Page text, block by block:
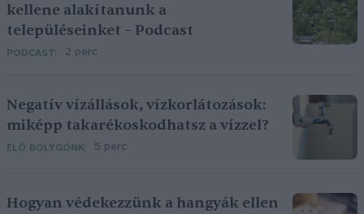
kellene alakítanunk a
településeinket – Podcast
PODCAST 2 perc
Negatív vízállások, vízkorlátozások:
miképp takarékoskodhatsz a vízzel?
ÉLŐ BOLYGÓNK 5 perc
Hogyan védekezzünk a hangyák ellen